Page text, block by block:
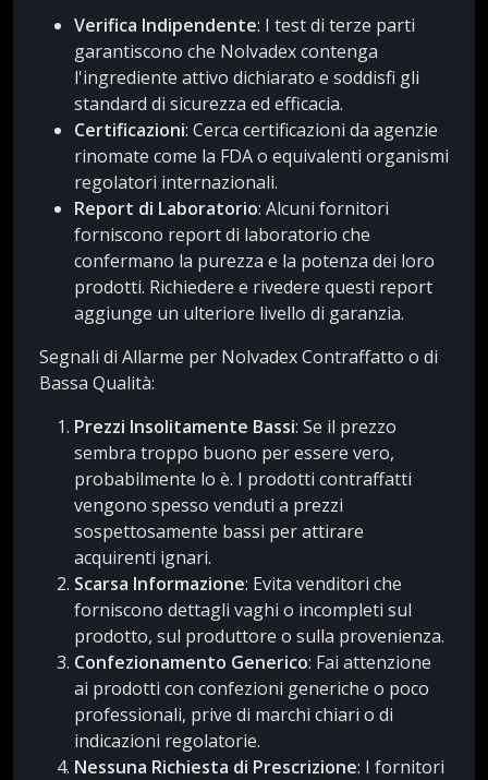
Verifica Indipendente: I test di terze parti
garantiscono che Nolvadex contenga
l'ingrediente attivo dichiarato e soddisfi gli
standard di sicurezza ed efficacia.
Certificazioni: Cerca certificazioni da agenzie
rinomate come la FDA o equivalenti organismi
regolatori internazionali.
Report di Laboratorio: Alcuni fornitori
forniscono report di laboratorio che
confermano la purezza e la potenza dei loro
prodotti. Richiedere e rivedere questi report
aggiunge un ulteriore livello di garanzia.
Segnali di Allarme per Nolvadex Contraffatto o di
Bassa Qualità:
Prezzi Insolitamente Bassi: Se il prezzo
sembra troppo buono per essere vero,
probabilmente lo è. I prodotti contraffatti
vengono spesso venduti a prezzi
sospettosamente bassi per attirare
acquirenti ignari.
Scarsa Informazione: Evita venditori che
forniscono dettagli vaghi o incompleti sul
prodotto, sul produttore o sulla provenienza.
Confezionamento Generico: Fai attenzione
ai prodotti con confezioni generiche o poco
professionali, prive di marchi chiari o di
indicazioni regolatorie.
Nessuna Richiesta di Prescrizione: I fornitori